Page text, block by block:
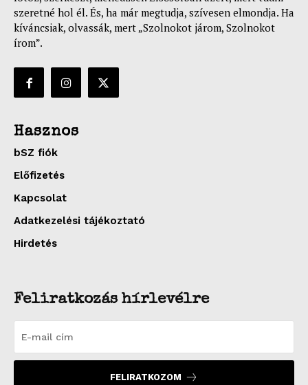
szeretné hol él. És, ha már megtudja, szívesen elmondja. Ha
kíváncsiak, olvassák, mert „Szolnokot járom, Szolnokot
írom”.
Hasznos
bSZ fiók
Előfizetés
Kapcsolat
Adatkezelési tájékoztató
Hirdetés
Feliratkozás hírlevélre
FELIRATKOZOM